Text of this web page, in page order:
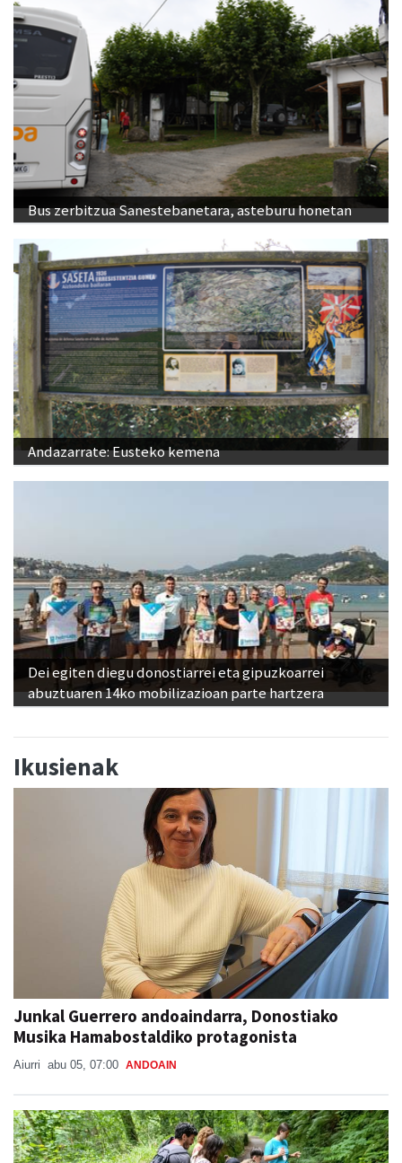
Bus zerbitzua Sanestebanetara, asteburu honetan
Andazarrate: Eusteko kemena
Dei egiten diegu donostiarrei eta gipuzkoarrei
abuztuaren 14ko mobilizazioan parte hartzera
Ikusienak
Junkal Guerrero andoaindarra, Donostiako
Musika Hamabostaldiko protagonista
Aiurri abu 05, 07:00 ANDOAIN